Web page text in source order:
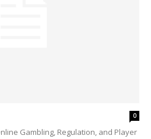
0
Gambling, Regulation, and Player